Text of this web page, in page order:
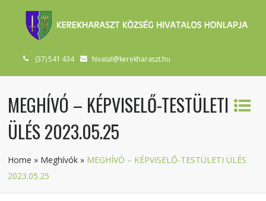
(37) 541 434 hivatal@kerekharaszt.hu
MEGHÍVÓ – KÉPVISELŐ-TESTÜLETI
ÜLÉS 2023.05.25
Home » Meghívók » MEGHÍVÓ – KÉPVISELŐ-TESTÜLETI ÜLÉS
2023.05.25